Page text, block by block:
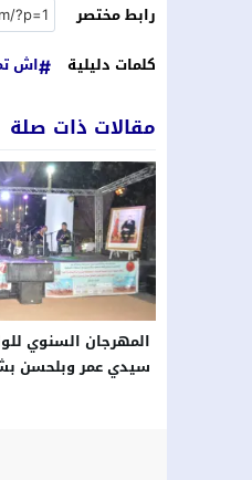
رابط مختصر
كلمات دليلية
اش
مقالات ذات صلة
المهرجان السنوي
سيدي عمر وبلحسن